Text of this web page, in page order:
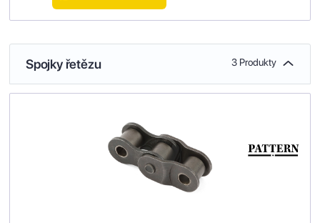
Spojky řetězu 3 Produkty